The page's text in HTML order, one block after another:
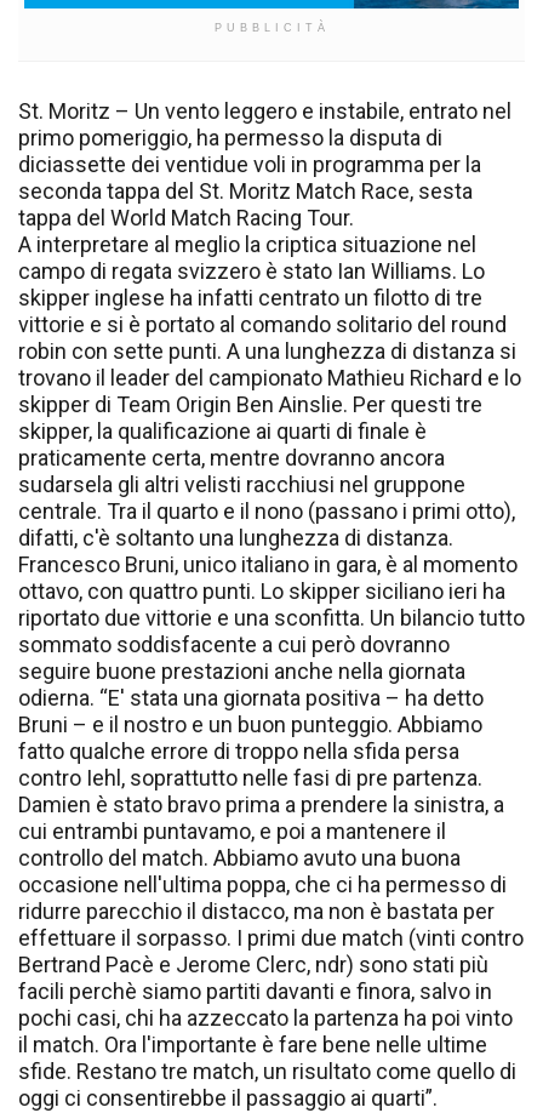
PUBBLICITÀ
St. Moritz – Un vento leggero e instabile, entrato nel
primo pomeriggio, ha permesso la disputa di
diciassette dei ventidue voli in programma per la
seconda tappa del St. Moritz Match Race, sesta
tappa del World Match Racing Tour.
A interpretare al meglio la criptica situazione nel
campo di regata svizzero è stato Ian Williams. Lo
skipper inglese ha infatti centrato un filotto di tre
vittorie e si è portato al comando solitario del round
robin con sette punti. A una lunghezza di distanza si
trovano il leader del campionato Mathieu Richard e lo
skipper di Team Origin Ben Ainslie. Per questi tre
skipper, la qualificazione ai quarti di finale è
praticamente certa, mentre dovranno ancora
sudarsela gli altri velisti racchiusi nel gruppone
centrale. Tra il quarto e il nono (passano i primi otto),
difatti, c'è soltanto una lunghezza di distanza.
Francesco Bruni, unico italiano in gara, è al momento
ottavo, con quattro punti. Lo skipper siciliano ieri ha
riportato due vittorie e una sconfitta. Un bilancio tutto
sommato soddisfacente a cui però dovranno
seguire buone prestazioni anche nella giornata
odierna. “E' stata una giornata positiva – ha detto
Bruni – e il nostro e un buon punteggio. Abbiamo
fatto qualche errore di troppo nella sfida persa
contro Iehl, soprattutto nelle fasi di pre partenza.
Damien è stato bravo prima a prendere la sinistra, a
cui entrambi puntavamo, e poi a mantenere il
controllo del match. Abbiamo avuto una buona
occasione nell'ultima poppa, che ci ha permesso di
ridurre parecchio il distacco, ma non è bastata per
effettuare il sorpasso. I primi due match (vinti contro
Bertrand Pacè e Jerome Clerc, ndr) sono stati più
facili perchè siamo partiti davanti e finora, salvo in
pochi casi, chi ha azzeccato la partenza ha poi vinto
il match. Ora l'importante è fare bene nelle ultime
sfide. Restano tre match, un risultato come quello di
oggi ci consentirebbe il passaggio ai quarti”.